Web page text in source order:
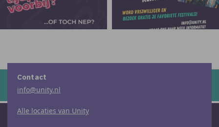
Contact
info@unity.nl
Alle locaties van Unity